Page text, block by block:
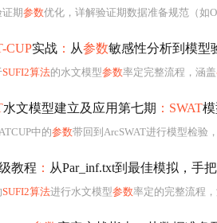
期参数优化，详解验证期数据准备规范（如
CUP实战 ： 从参数敏感性分析到模型
SUFI2算法的水文模型参数率定完整流程，涵盖
水文模型建立及应用第七期 ：SWAT
中的参数带回到ArcSWAT进行模型检验，包括文件替换、手动修改和
教程 ： 从Par_inf.txt到最佳模拟，手
SUFI2算法进行水文模型参数率定的完整流程，涵盖